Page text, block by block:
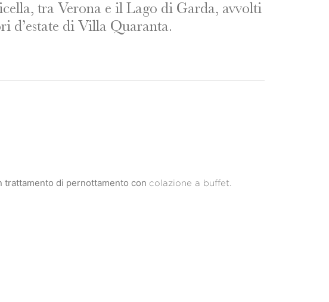
tra Verona e il Lago di Garda, avvolti
d’estate di Villa Quaranta.
trattamento di pernottamento con colazione a buffet.